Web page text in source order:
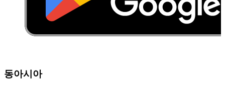
동아시아